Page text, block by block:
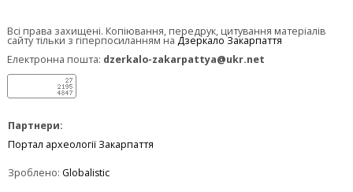
Всі права захищені. Копіювання, передрук, цитування матеріалів
сайту тільки з гіперпосиланням на Дзеркало Закарпаття
Електронна пошта: dzerkalo-zakarpattya@ukr.net
Партнери:
Портал археології Закарпаття
Зроблено: Globalistic